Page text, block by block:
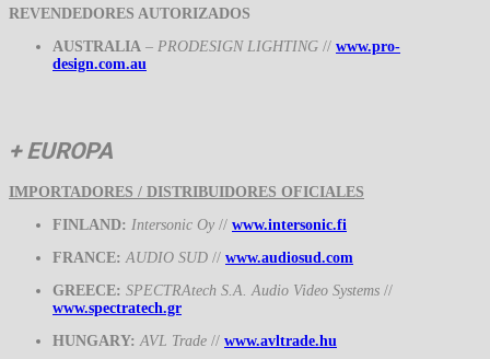
REVENDEDORES AUTORIZADOS
AUSTRALIA – PRODESIGN LIGHTING // www.pro-
design.com.au
+EUROPA
IMPORTADORES / DISTRIBUIDORES OFICIALES
FINLAND: Intersonic Oy // www.intersonic.fi
FRANCE: AUDIO SUD // www.audiosud.com
GREECE: SPECTRAtech S.A. Audio Video Systems //
www.spectratech.gr
HUNGARY: AVL Trade // www.avltrade.hu